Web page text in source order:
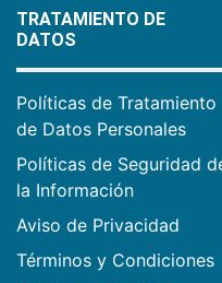
TRATAMIENTO DE
DATOS
Políticas de Tratamiento
de Datos Personales
Políticas de Seguridad
la Información
Aviso de Privacidad
Términos y Condiciones